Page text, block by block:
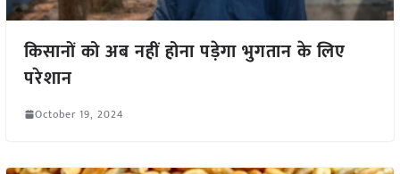
किसानों को अब नहीं होना पड़ेगा भुगतान के लिए
परेशान
October 19, 2024